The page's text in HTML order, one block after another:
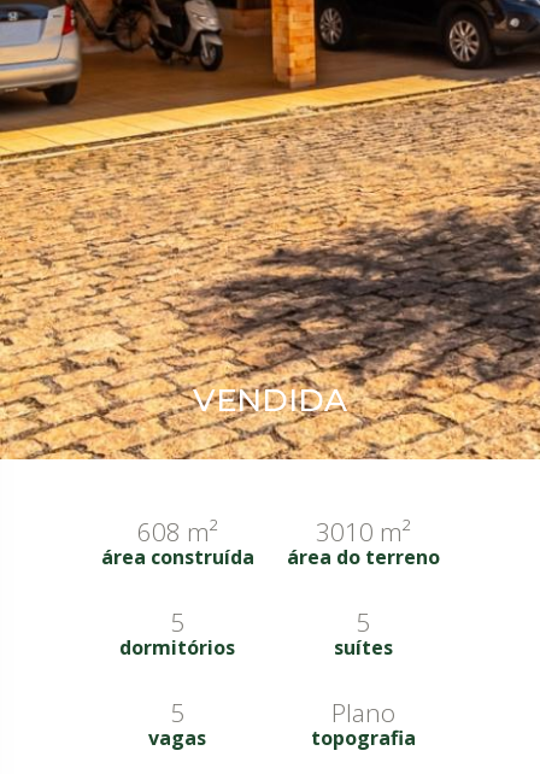
VENDIDA
608 m²
área construída
3010 m²
área do terreno
5
dormitórios
5
suítes
5
vagas
Plano
topografia